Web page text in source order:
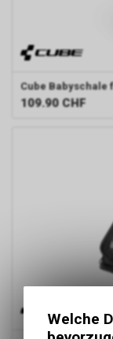
Cube Babyschale
109.90 CHF
Welche